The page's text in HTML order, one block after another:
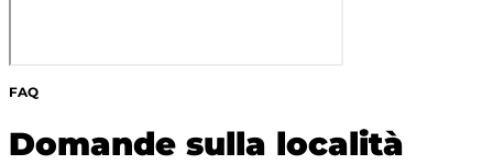
FAQ
Domande sulla località